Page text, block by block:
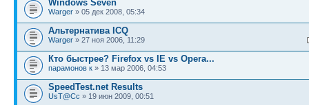
Windows Seven
Warger » 05 дек 2008, 05:34
Альтернатива ICQ
Warger » 27 ноя 2006, 11:29
Кто быстрее? Firefox vs IE vs Opera...
парамонов к » 13 мар 2006, 04:53
SpeedTest.net Results
UsT@Cc » 19 июн 2009, 00:51